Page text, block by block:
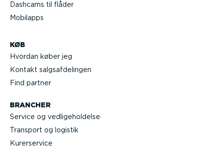
Dashcams til flåder
Mobilapps
KØB
Hvordan køber jeg
Kontakt salgs­af­de­lingen
Find partner
BRANCHER
Service og vedli­ge­hol­delse
Transport og logistik
Kurer­service